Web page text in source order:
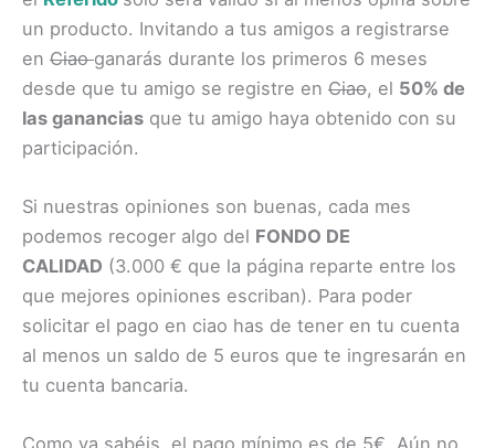
un producto. Invitando a tus amigos a registrarse
en Ciaoganarás durante los primeros 6 meses
desde que tu amigo se registre en Ciao, el 50% de
las ganancias que tu amigo haya obtenido con su
participación.
Si nuestras opiniones son buenas, cada mes
podemos recoger algo del FONDO DE
CALIDAD (3.000 € que la página reparte entre los
que mejores opiniones escriban). Para poder
solicitar el pago en ciao has de tener en tu cuenta
al menos un saldo de 5 euros que te ingresarán en
tu cuenta bancaria.